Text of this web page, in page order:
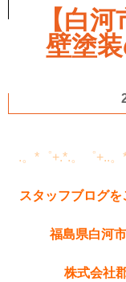
【白
壁塗
.。*゜+.*.。゜+..。
スタッフブログを
福島県白河
株式会社